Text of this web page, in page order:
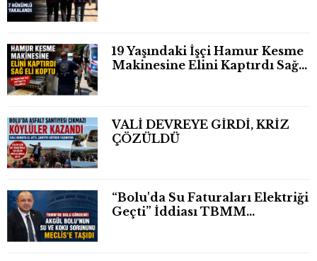
19 Yaşındaki İşçi Hamur Kesme
Makinesine Elini Kaptırdı Sağ
VALİ DEVREYE GİRDİ, KRİZ
ÇÖZÜLDÜ
“Bolu'da Su Faturaları Elektriği
Geçti” İddiası TBMM